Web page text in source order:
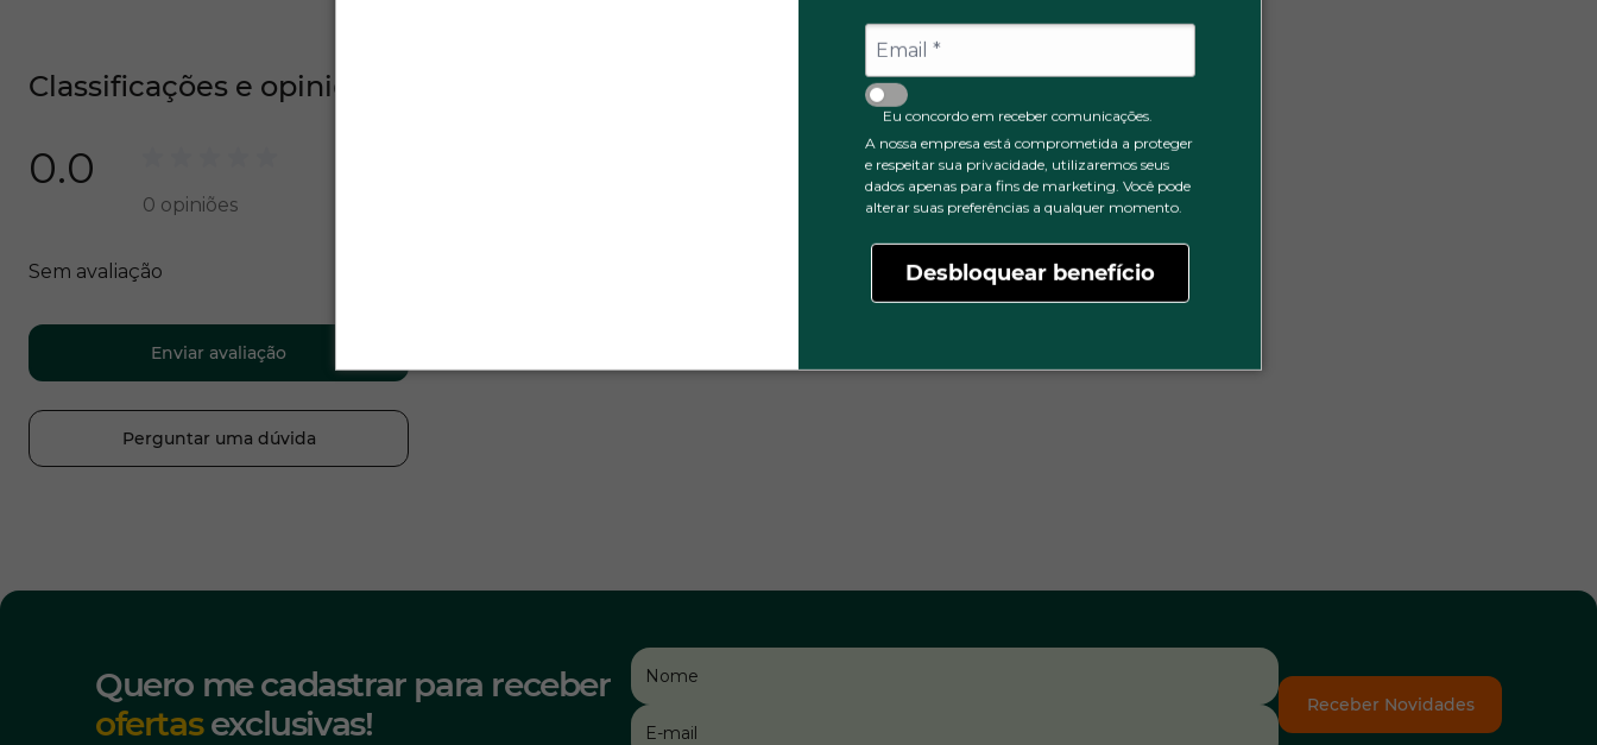
Eu concordo em receber comunicações.
A nossa empresa está comprometida a proteger
e respeitar sua privacidade, utilizaremos seus
dados apenas para fins de marketing. Você pode
alterar suas preferências a qualquer momento.
Desbloquear benefício
Classificações e opiniões
0.0
0 opiniões
0
0
0
0
Sem avaliação
Enviar avaliação
Perguntar uma dúvida
Quero me cadastrar para receber
ofertasexclusivas! Receber Novidades